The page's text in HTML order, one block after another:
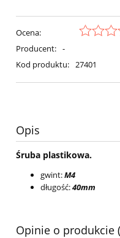
Ocena:
Producent: -
Kod produktu: 27401
Opis
Śruba plastikowa.
gwint:M4
długość:40mm
Opinie o produkcie